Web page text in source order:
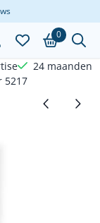
of sta
0
24 maanden
5217